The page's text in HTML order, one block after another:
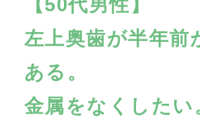
【50代男性】
左上奥歯が半年前
ある。
金属をなくしたい